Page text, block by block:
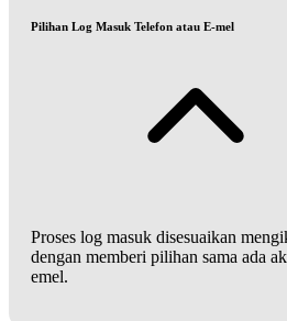
Pilihan Log Masuk Telefon atau E-mel
Proses log masuk disesuaikan
dengan memberi pilihan sama ada
emel.